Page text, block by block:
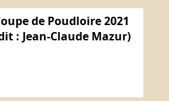
de Poudloire 2021
: Jean-Claude Mazur)